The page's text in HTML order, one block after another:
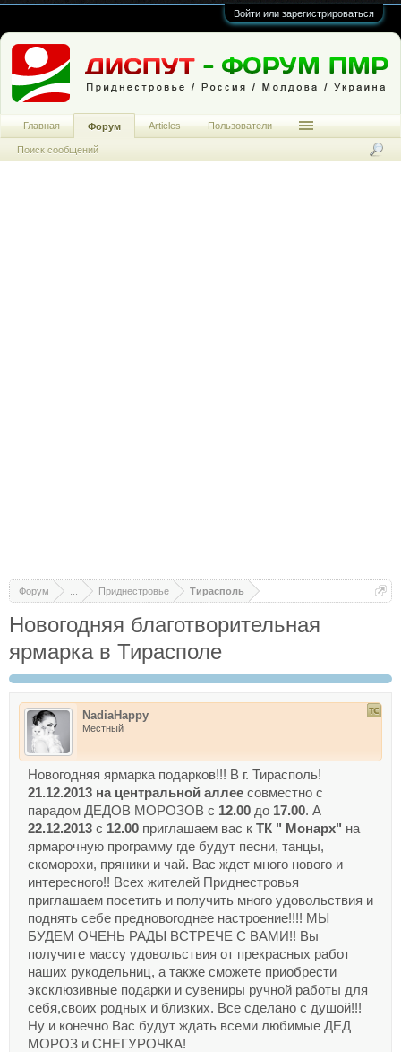
Войти или зарегистрироваться
Форум Приднестровье Тирасполь
Новогодняя благотворительная
ярмарка в Тирасполе
NadiaHappy
Местный
Новогодняя ярмарка подарков!!! В г. Тирасполь!
21.12.2013 на центральной аллее совместно с
парадом ДЕДОВ МОРОЗОВ с 12.00 до 17.00. А
22.12.2013 с 12.00 приглашаем вас к ТК " Монарх" на
ярмарочную программу где будут песни, танцы,
скоморохи, пряники и чай. Вас ждет много нового и
интересного!! Всех жителей Приднестровья
приглашаем посетить и получить много удовольствия и
поднять себе предновогоднее настроение!!!! МЫ
БУДЕМ ОЧЕНЬ РАДЫ ВСТРЕЧЕ С ВАМИ!! Вы
получите массу удовольствия от прекрасных работ
наших рукодельниц, а также сможете приобрести
эксклюзивные подарки и сувениры ручной работы для
себя,своих родных и близких. Все сделано с душой!!!
Ну и конечно Вас будут ждать всеми любимые ДЕД
МОРОЗ и СНЕГУРОЧКА!
Главная Форум
Поиск сообщений
Articles Пользователи